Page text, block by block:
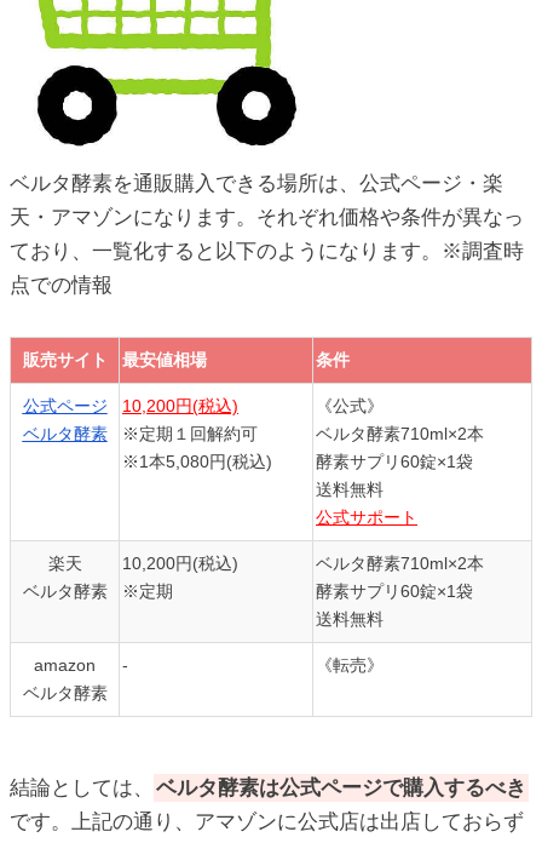
ベルタ酵素を通販購入できる場所は、公式ページ・楽
天・アマゾンになります。それぞれ価格や条件が異なっ
ており、一覧化すると以下のようになります。※調査時
点での情報
販売サイト 最安値相場 条件
販売サイト 最安値相場 条件
公式ページ
ベルタ酵素
10,200円(税込)
※定期１回解約可
※1本5,080円(税込)
《公式》
ベルタ酵素710ml×2本
酵素サプリ60錠×1袋
送料無料
公式サポート
楽天
ベルタ酵素
10,200円(税込)
※定期
ベルタ酵素710ml×2本
酵素サプリ60錠×1袋
送料無料
amazon
ベルタ酵素
- 《転売》
結論としては、
ベルタ酵素は公式ページで購入するべき
です。上記の通り、アマゾンに公式店は出店しておらず